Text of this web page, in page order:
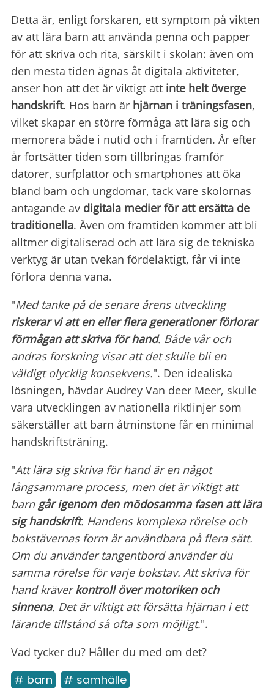
Detta är, enligt forskaren, ett symptom på vikten
av att lära barn att använda penna och papper
för att skriva och rita, särskilt i skolan: även om
den mesta tiden ägnas åt digitala aktiviteter,
anser hon att det är viktigt att inte helt överge
handskrift. Hos barn är hjärnan i träningsfasen,
vilket skapar en större förmåga att lära sig och
memorera både i nutid och i framtiden. År efter
år fortsätter tiden som tillbringas framför
datorer, surfplattor och smartphones att öka
bland barn och ungdomar, tack vare skolornas
antagande av digitala medier för att ersätta de
traditionella. Även om framtiden kommer att bli
alltmer digitaliserad och att lära sig de tekniska
verktyg är utan tvekan fördelaktigt, får vi inte
förlora denna vana.
"Med tanke på de senare årens utveckling
riskerar vi att en eller flera generationer förlorar
förmågan att skriva för hand. Både vår och
andras forskning visar att det skulle bli en
väldigt olycklig konsekvens.". Den idealiska
lösningen, hävdar Audrey Van deer Meer, skulle
vara utvecklingen av nationella riktlinjer som
säkerställer att barn åtminstone får en minimal
handskriftsträning.
"Att lära sig skriva för hand är en något
långsammare process, men det är viktigt att
barngår igenom den mödosamma fasen att lära
sig handskrift. Handens komplexa rörelse och
bokstävernas form är användbara på flera sätt.
Om du använder tangentbord använder du
samma rörelse för varje bokstav. Att skriva för
hand kräverkontroll över motoriken och
sinnena. Det är viktigt att försätta hjärnan i ett
lärande tillstånd så ofta som möjligt.".
Vad tycker du? Håller du med om det?
# barn # samhälle